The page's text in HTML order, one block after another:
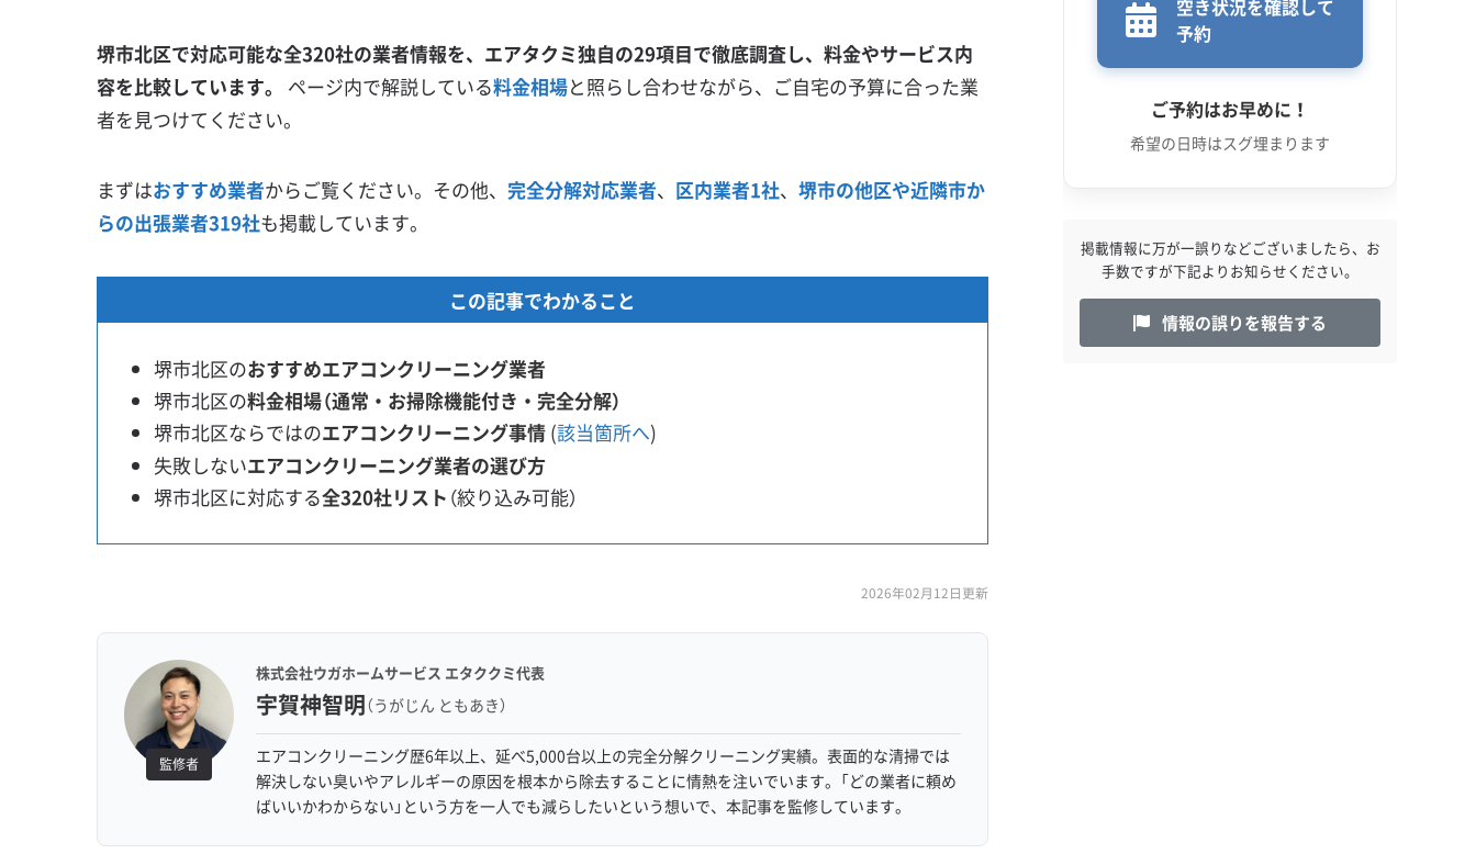
堺市北区で対応可能な全320社の業者情報を、エアタクミ独自の29項目で徹底調査し、料金やサービス内
容を比較しています。
ページ内で解説している料金相場と照らし合わせながら、ご自宅の予算に合った業
者を見つけてください。
まずはおすすめ業者からご覧ください。その他、 完全分解対応業者、 区内業者1社、 堺市の他区や近隣市か
らの出張業者319社も掲載しています。
この記事でわかること
堺市北区のおすすめエアコンクリーニング業者
堺市北区の料金相場（通常・お掃除機能付き・完全分解）
堺市北区ならではのエアコンクリーニング事情 (該当箇所へ)
失敗しないエアコンクリーニング業者の選び方
堺市北区に対応する全320社リスト （絞り込み可能）
2026年02月12日更新
監修者
株式会社ウガホームサービス エタククミ代表
宇賀神智明（うがじん ともあき）
エアコンクリーニング歴6年以上、延べ5,000台以上の完全分解クリーニング実績。表面的な清掃では
解決しない臭いやアレルギーの原因を根本から除去することに情熱を注いでいます。「どの業者に頼め
ばいいかわからない」という方を一人でも減らしたいという想いで、本記事を監修しています。
空き状況を確認して
予約
ご予約はお早めに！
希望の日時はスグ埋まります
掲載情報に万が一誤りなどございましたら、お
手数ですが下記よりお知らせください。
情報の誤りを報告する